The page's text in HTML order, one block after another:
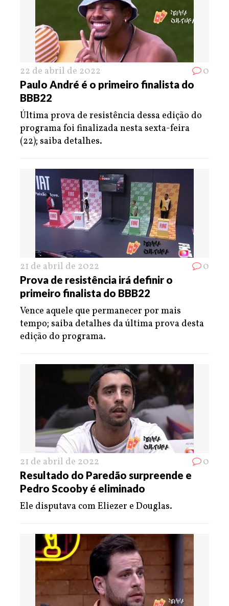
22 de abril de 2022 0
Paulo André é o primeiro finalista do
BBB22
Última prova de resistência dessa edição do
programa foi finalizada nesta sexta-feira
(22); saiba detalhes.
21 de abril de 2022 0
Prova de resistência irá definir o
primeiro finalista do BBB22
Vence aquele que permanecer por mais
tempo; saiba detalhes da última prova desta
edição do programa.
21 de abril de 2022 0
Resultado do Paredão surpreende e
Pedro Scooby é eliminado
Ele disputava com Eliezer e Douglas.